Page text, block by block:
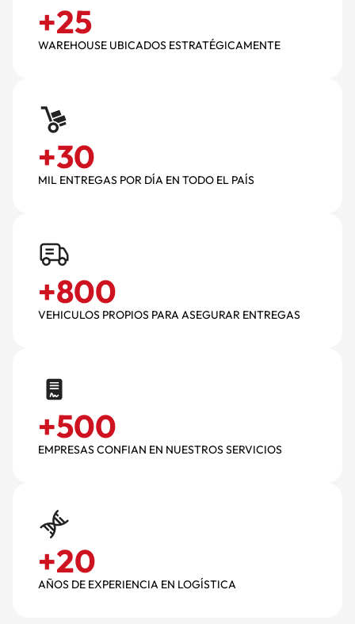
WAREHOUSE UBICADOS ESTRATÉGICAMENTE
+25
MIL ENTREGAS POR DÍA EN TODO EL PAÍS
+30
VEHICULOS PROPIOS PARA ASEGURAR ENTREGAS
+800
EMPRESAS CONFIAN EN NUESTROS SERVICIOS
+500
AÑOS DE EXPERIENCIA EN LOGÍSTICA
+20